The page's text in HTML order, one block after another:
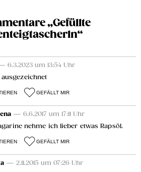
„Gefüllte
6.3.2023 um 13:54 Uhr
GEFÄLLT MIR
— 6.6.2017 um 17:11 Uhr
nehme ich lieber etwas Rapsöl.
GEFÄLLT MIR
— 2.11.2015 um 07:26 Uhr